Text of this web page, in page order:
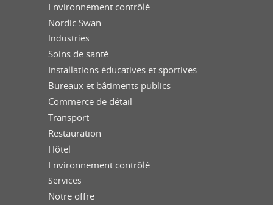
Environnement contrôlé
Nordic Swan
Industries
Soins de santé
Installations éducatives et sportives
Bureaux et bâtiments publics
Commerce de détail
Transport
Restauration
Hôtel
Environnement contrôlé
Services
Notre offre